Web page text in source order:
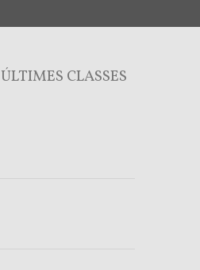
ÚLTIMES CLASSES